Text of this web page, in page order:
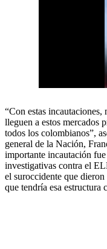
“Con estas incautaciones,
lleguen a estos mercados
todos los colombianos”,
general de la Nación,
importante incautación
investigativas contra el
el suroccidente que
que tendría esa estructura